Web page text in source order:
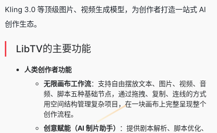
Kling 3.0 等顶级图片、视频生成模型，为创作者打造一站式 AI
创作生态。
LibTV的主要功能
人类创作者功能
无限画布工作流：支持自由摆放文本、图片、视频、音
频、脚本五种基础节点，通过拖拽、复制、连线的方式
用空间结构管理复杂项目，在一块画布上完整呈现整个
创作流程。
创意赋能（AI 制片助手）
：提供剧本解析、脚本优化、